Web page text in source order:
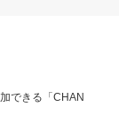
できる「CHAN